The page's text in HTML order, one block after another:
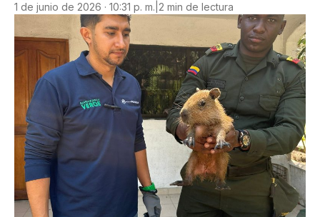
1 de junio de 2026 · 10:31 p. m. 2 min de lectura